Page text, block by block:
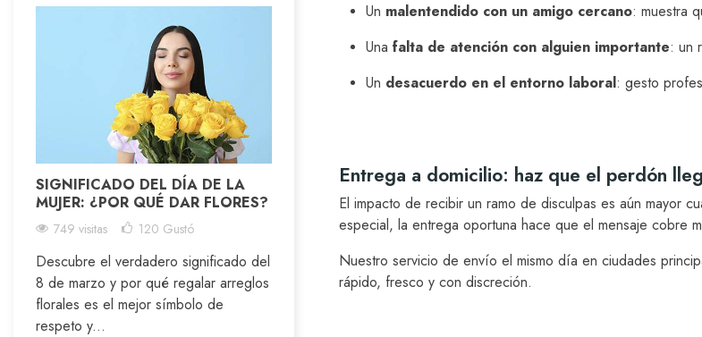
SIGNIFICADO DEL DÍA DE LA
MUJER: ¿POR QUÉ DAR FLORES?
749 visitas 120 Gustó
Descubre el verdadero significado del
8 de marzo y por qué regalar arreglos
florales es el mejor símbolo de
respeto y...
Un malentendido con un amigo cercano: muestra
Una falta de atención con alguien importante: un
Un desacuerdo en el entorno laboral: gesto
Entrega a domicilio: haz que el perdón
El impacto de recibir un ramo de disculpas es aún mayor
especial, la entrega oportuna hace que el mensaje cobre
Nuestro servicio de envío el mismo día en ciudades
rápido, fresco y con discreción.